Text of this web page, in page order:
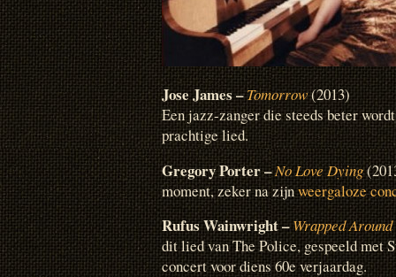
Jose James –Tomorrow(2013)
Een jazz-zanger die steeds beter
prachtige lied.
Gregory Porter –No Love Dying
moment, zeker na zijnweergaloze
Rufus Wainwright –Wrapped
dit lied van The Police, gespeeld met
concert voor diens 60e verjaardag.